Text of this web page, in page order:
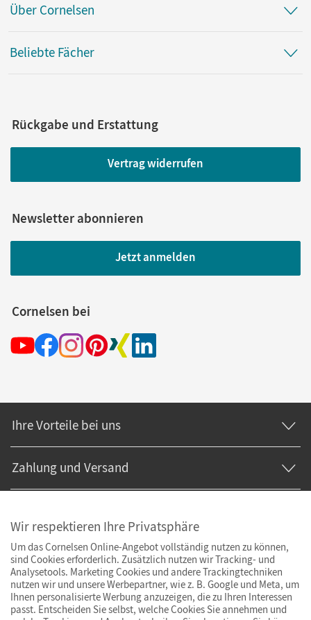
Über Cornelsen
Beliebte Fächer
Rückgabe und Erstattung
Vertrag widerrufen
Newsletter abonnieren
Jetzt anmelden
Cornelsen bei
Ihre Vorteile bei uns
Zahlung und Versand
Wir respektieren Ihre Privatsphäre
Um das Cornelsen Online-Angebot vollständig nutzen zu können,
sind Cookies erforderlich. Zusätzlich nutzen wir Tracking- und
Analysetools. Marketing Cookies und andere Trackingtechniken
nutzen wir und unsere Werbepartner, wie z. B. Google und Meta, um
Ihnen personalisierte Werbung anzuzeigen, die zu Ihren Interessen
passt. Entscheiden Sie selbst, welche Cookies Sie annehmen und